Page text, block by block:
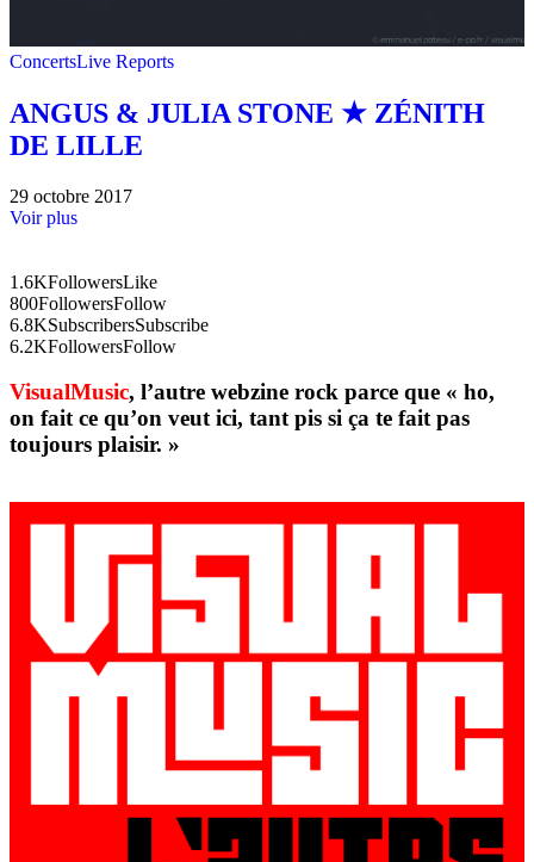
ConcertsLive Reports
ANGUS & JULIA STONE ★ ZÉNITH
DE LILLE
29 octobre 2017
Voir plus
1.6KFollowersLike
800FollowersFollow
6.8KSubscribersSubscribe
6.2KFollowersFollow
VisualMusic, l’autre webzine rock parce que « ho,
on fait ce qu’on veut ici, tant pis si ça te fait pas
toujours plaisir. »